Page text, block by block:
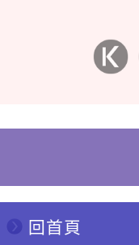
回首頁